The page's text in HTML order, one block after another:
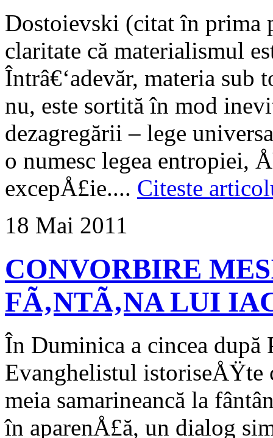
Dostoievski (citat în prima
claritate că materialismul
Întrâ€‘adevăr, materia sub
nu, este sortită în mod
dezagregării – lege
o numesc legea entropiei,
excepÅ£ie.... Citeste
18 Mai 2011
CONVORBIRE
FÃ‚NTÃ‚NA LUI
În Duminica a cincea
Evanghelistul
meia samarineancă la
în aparenÅ£ă, un dialog